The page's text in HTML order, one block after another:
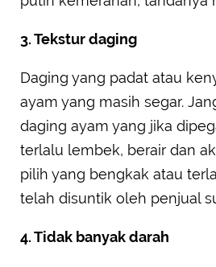
3. Tekstur daging
Daging yang padat atau
ayam yang masih segar.
daging ayam yang jika
terlalu lembek, berair dan
pilih yang bengkak atau
telah disuntik oleh penjual
4. Tidak banyak darah